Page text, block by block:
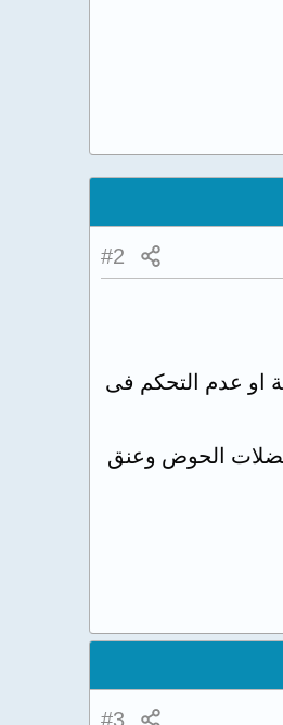
#2
او عدم التحكم فى
الحوض وعنق
#3